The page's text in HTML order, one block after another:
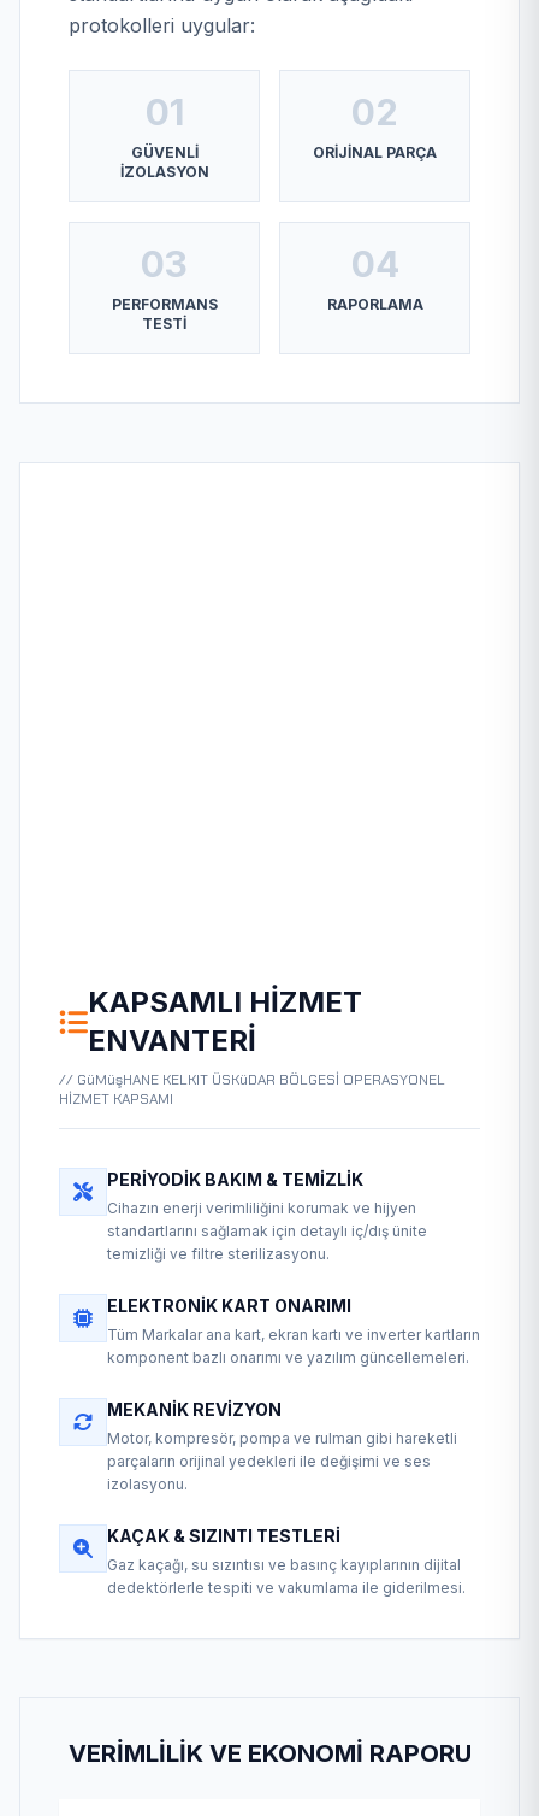
protokolleri uygular:
01
GÜVENLI
İZOLASYON
02
ORIJINAL PARÇA
03
PERFORMANS
TESTI
04
RAPORLAMA
KAPSAMLI HIZMET
ENVANTERI
// GüMüşHANE KELKIT ÜSKüDAR BÖLGESİ OPERASYONEL
HİZMET KAPSAMI
PERIYODIK BAKIM & TEMIZLIK
Cihazın enerji verimliliğini korumak ve hijyen
standartlarını sağlamak için detaylı iç/dış ünite
temizliği ve filtre sterilizasyonu.
ELEKTRONIK KART ONARIMI
Tüm Markalar ana kart, ekran kartı ve inverter kartların
komponent bazlı onarımı ve yazılım güncellemeleri.
MEKANIK REVIZYON
Motor, kompresör, pompa ve rulman gibi hareketli
parçaların orijinal yedekleri ile değişimi ve ses
izolasyonu.
KAÇAK & SIZINTI TESTLERI
Gaz kaçağı, su sızıntısı ve basınç kayıplarının dijital
dedektörlerle tespiti ve vakumlama ile giderilmesi.
VERIMLILIK VE EKONOMI RAPORU